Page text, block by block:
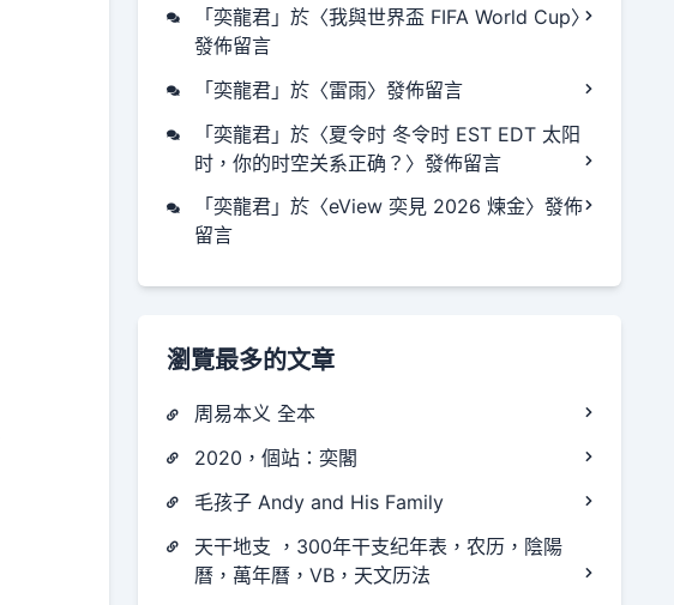
「奕龍君」於〈我與世界盃 FIFA World Cup〉
發佈留言
「奕龍君」於〈雷雨〉發佈留言
「奕龍君」於〈夏令时 冬令时 EST EDT 太阳
时，你的时空关系正确？ 〉發佈留言
「奕龍君」於〈eView 奕見 2026 煉金〉發佈
留言
瀏覽最多的文章
周易本义 全本
2020，個站：奕閣
毛孩子 Andy and His Family
天干地支 ，300年干支纪年表，农历，陰陽
曆，萬年曆，VB，天文历法